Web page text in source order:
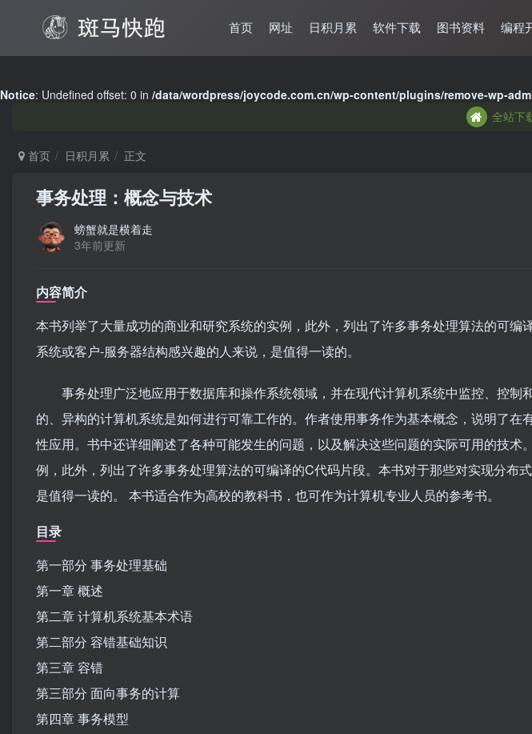
Notice: Undefined offset: 0 in /data/wordpress/joycode.com.cn/wp-content/plugins/remove-wp-
首页 网址 日积月累 软件下载 图书资料 编程
全站下
全站下
首页 日积月累 正文
事务处理：概念与技术
螃蟹就是横着走
3年前更新
内容简介
本书列举了大量成功的商业和研究系统的实例，此外，列出了许多事务处理算法的可编
系统或客户-服务器结构感兴趣的人来说，是值得一读的。
事务处理广泛地应用于数据库和操作系统领域，并在现代计算机系统中监控、控制
的、异构的计算机系统是如何进行可靠工作的。作者使用事务作为基本概念，说明了在
性应用。书中还详细阐述了各种可能发生的问题，以及解决这些问题的实际可用的技术
例，此外，列出了许多事务处理算法的可编译的C代码片段。本书对于那些对实现分布
是值得一读的。 本书适合作为高校的教科书，也可作为计算机专业人员的参考书。
目录
第一部分 事务处理基础
第一章 概述
第二章 计算机系统基本术语
第二部分 容错基础知识
第三章 容错
第三部分 面向事务的计算
第四章 事务模型